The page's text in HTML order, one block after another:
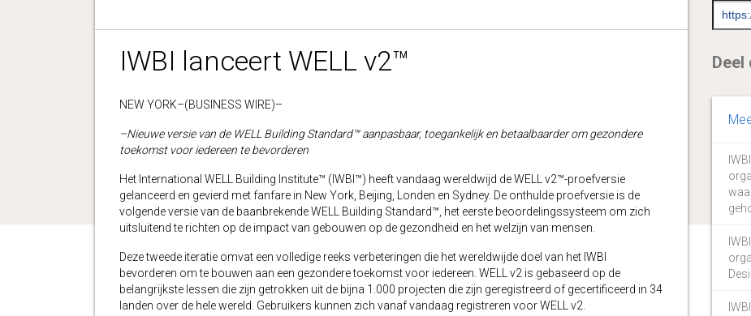
IWBI lanceert WELL v2™
NEW YORK–(BUSINESS WIRE)–
–Nieuwe versie van de WELL Building Standard™ aanpasbaar, toegankelijk en betaalbaarder om gezondere
toekomst voor iedereen te bevorderen
Het International WELL Building Institute™ (IWBI™) heeft vandaag wereldwijd de WELL v2™-proefversie
gelanceerd en gevierd met fanfare in New York, Beijing, Londen en Sydney. De onthulde proefversie is de
volgende versie van de baanbrekende WELL Building Standard™, het eerste beoordelingssysteem om zich
uitsluitend te richten op de impact van gebouwen op de gezondheid en het welzijn van mensen.
Deze tweede iteratie omvat een volledige reeks verbeteringen die het wereldwijde doel van het IWBI
bevorderen om te bouwen aan een gezondere toekomst voor iedereen. WELL v2 is gebaseerd op de
belangrijkste lessen die zijn getrokken uit de bijna 1.000 projecten die zijn geregistreerd of gecertificeerd in 34
landen over de hele wereld. Gebruikers kunnen zich vanaf vandaag registreren voor WELL v2.